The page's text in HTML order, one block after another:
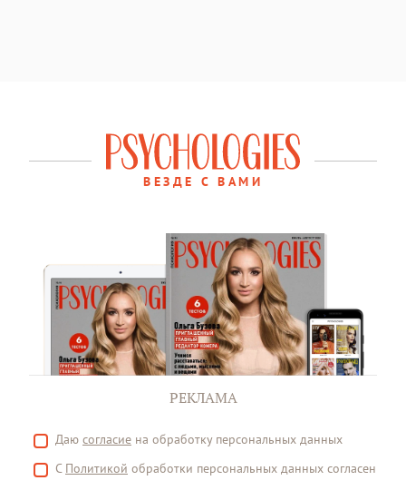
ВЕЗДЕ С ВАМИ
РЕКЛАМА
Даю согласие на обработку персональных данных
С Политикой обработки персональных данных согласен